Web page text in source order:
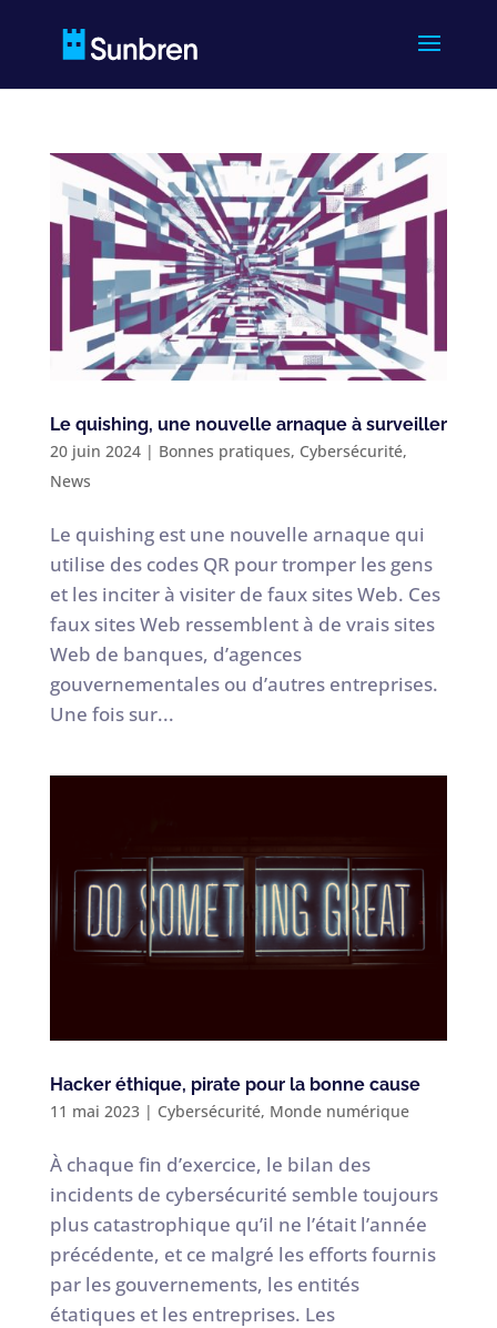
Le quishing, une nouvelle arnaque à surveiller
20 juin 2024| Bonnes pratiques, Cybersécurité,
News
Le quishing est une nouvelle arnaque qui
utilise des codes QR pour tromper les gens
et les inciter à visiter de faux sites Web. Ces
faux sites Web ressemblent à de vrais sites
Web de banques, d’agences
gouvernementales ou d’autres entreprises.
Une fois sur...
Hacker éthique, pirate pour la bonne cause
11 mai 2023| Cybersécurité, Monde numérique
À chaque fin d’exercice, le bilan des
incidents de cybersécurité semble toujours
plus catastrophique qu’il ne l’était l’année
précédente, et ce malgré les efforts fournis
par les gouvernements, les entités
étatiques et les entreprises. Les